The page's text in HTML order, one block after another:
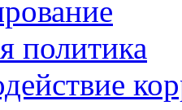
политика